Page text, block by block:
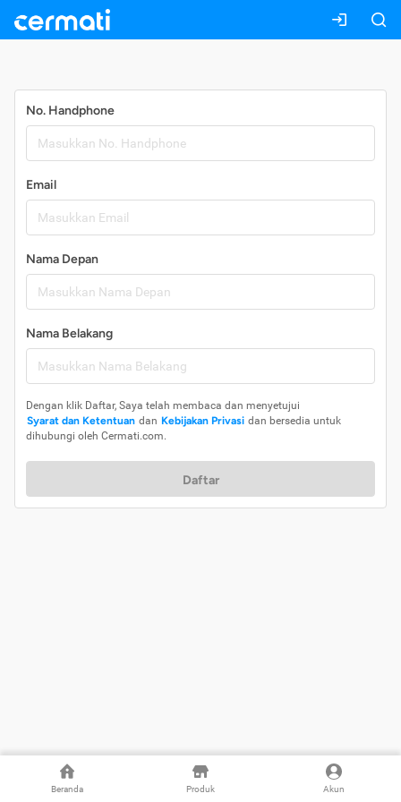
Beranda Produk Akun
No. Handphone
Email
Nama Depan
Nama Belakang
Dengan klik Daftar, Saya telah membaca dan menyetujui
Syarat dan Ketentuan dan Kebijakan Privasi dan bersedia untuk
dihubungi oleh Cermati.com.
Daftar